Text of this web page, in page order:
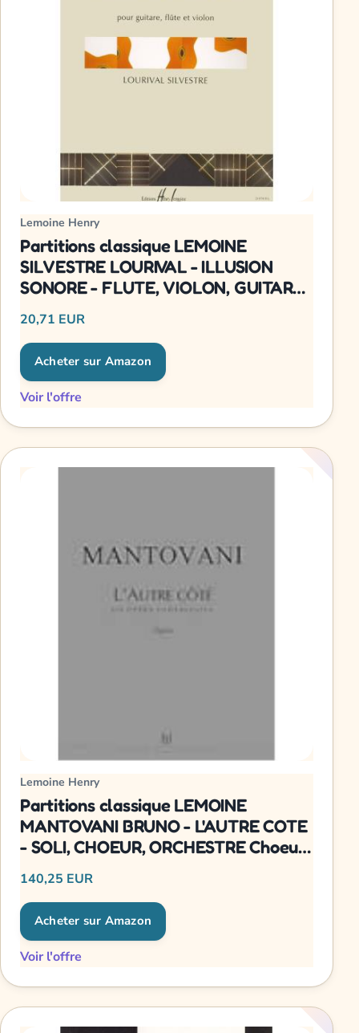
Lemoine Henry
Partitions classique LEMOINE
SILVESTRE LOURIVAL - ILLUSION
SONORE - FLUTE, VIOLON, GUITARE
20,71 EUR
Acheter sur Amazon
Voir l'offre
Lemoine Henry
Partitions classique LEMOINE
MANTOVANI BRUNO - L'AUTRE COTE
- SOLI, CHOEUR, ORCHESTRE Choeur
140,25 EUR
Acheter sur Amazon
Voir l'offre